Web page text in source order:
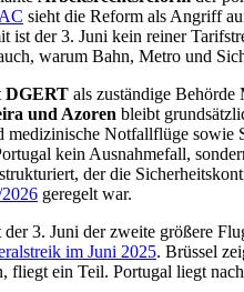
sieht die Reform als Angriff
ist der 3. Juni kein reiner
warum Bahn, Metro und
DGERT als zuständige
und Azoren bleibt
medizinische Notfallflüge sowie
kein Ausnahmefall,
strukturiert, der die
geregelt war.
3. Juni der zweite größere
im Juni 2025. Brüssel
fliegt ein Teil. Portugal liegt